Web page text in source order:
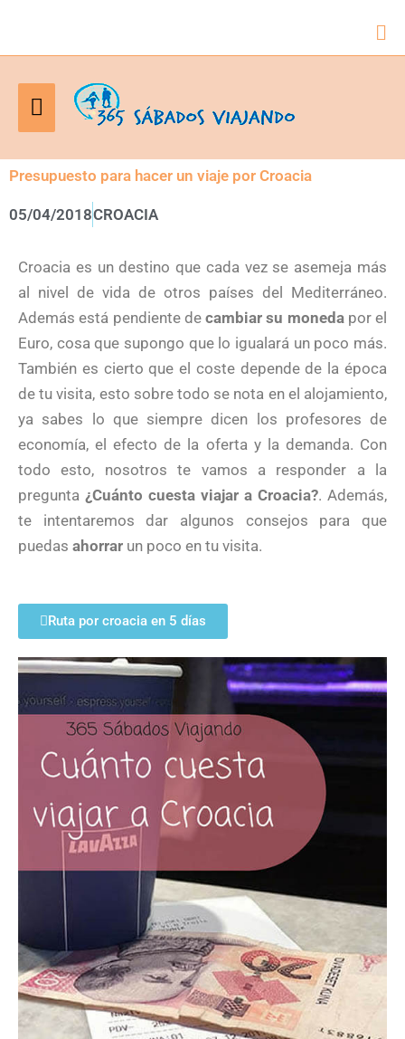
Menú
principal
Presupuesto para hacer un viaje por Croacia
05/04/2018CROACIA
Croacia es un destino que cada vez se asemeja más
al nivel de vida de otros países del Mediterráneo.
Además está pendiente de cambiar su monedapor el
Euro, cosa que supongo que lo igualará un poco más.
También es cierto que el coste depende de la época
de tu visita, esto sobre todo se nota en el alojamiento,
ya sabes lo que siempre dicen los profesores de
economía, el efecto de la oferta y la demanda. Con
todo esto, nosotros te vamos a responder a la
pregunta ¿Cuánto cuesta viajar a Croacia?. Además,
te intentaremos dar algunos consejos para que
puedas ahorrar un poco en tu visita.
Ruta por croacia en 5 días